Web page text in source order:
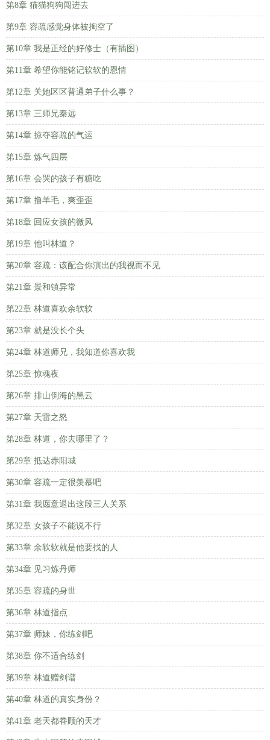
第8章 猫猫狗狗闯进去
第9章 容疏感觉身体被掏空了
第10章 我是正经的好修士（有插图）
第11章 希望你能铭记软软的恩情
第12章 关她区区普通弟子什么事？
第13章 三师兄秦远
第14章 掠夺容疏的气运
第15章 炼气四层
第16章 会哭的孩子有糖吃
第17章 撸羊毛，爽歪歪
第18章 回应女孩的微风
第19章 他叫林道？
第20章 容疏：该配合你演出的我视而不见
第21章 景和镇异常
第22章 林道喜欢余软软
第23章 就是没长个头
第24章 林道师兄，我知道你喜欢我
第25章 惊魂夜
第26章 排山倒海的黑云
第27章 天雷之怒
第28章 林道，你去哪里了？
第29章 抵达赤阳城
第30章 容疏一定很羡慕吧
第31章 我愿意退出这段三人关系
第32章 女孩子不能说不行
第33章 余软软就是他要找的人
第34章 见习炼丹师
第35章 容疏的身世
第36章 林道指点
第37章 师妹，你练剑吧
第38章 你不适合练剑
第39章 林道赠剑谱
第40章 林道的真实身份？
第41章 老天都眷顾的天才